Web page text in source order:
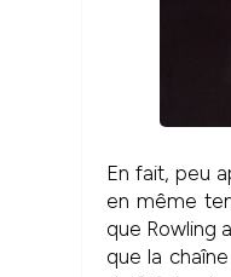
En fait, peu
en même
que Rowling
que la